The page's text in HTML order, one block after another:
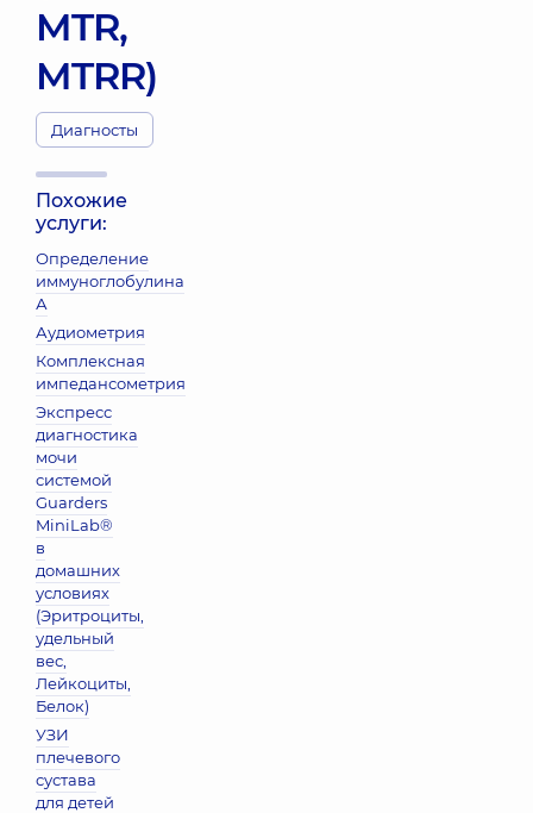
MTR,
MTRR)
Диагносты
Похожие
услуги:
Определение
иммуноглобулина
А
Аудиометрия
Комплексная
импедансометрия
Экспресс
диагностика
мочи
системой
Guarders
MiniLab®
в
домашних
условиях
(Эритроциты,
удельный
вес,
Лейкоциты,
Белок)
УЗИ
плечевого
сустава
для детей